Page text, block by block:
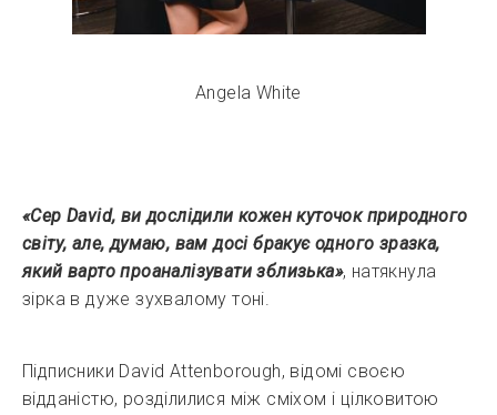
Angela White
«Сер David, ви дослідили кожен куточок природного
світу, але, думаю, вам досі бракує одного зразка,
який варто проаналізувати зблизька», натякнула
зірка в дуже зухвалому тоні.
Підписники David Attenborough, відомі своєю
відданістю, розділилися між сміхом і цілковитою